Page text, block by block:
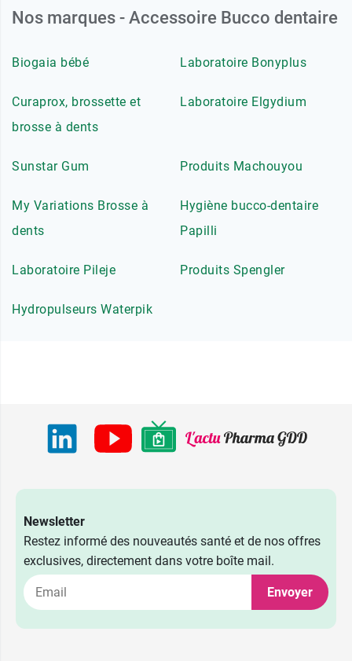
Nos marques - Accessoire Bucco dentaire
Biogaia bébé Laboratoire Bonyplus
Curaprox, brossette et
brosse à dents
Laboratoire Elgydium
Sunstar Gum Produits Machouyou
My Variations Brosse à
dents
Hygiène bucco-dentaire
Papilli
Laboratoire Pileje Produits Spengler
Hydropulseurs Waterpik
Newsletter
Restez informé des nouveautés santé et de nos offres
exclusives, directement dans votre boîte mail.
Envoyer